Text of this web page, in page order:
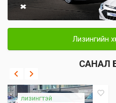
Лизингийн
САНАЛ
лизингтэй